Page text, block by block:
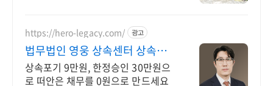
다.
https://hero-legacy.com/ 광고
법무법인 영웅 상속센터 상속포
기, 단 9만원으로
상속포기 9만원, 한정승인 30만원으
로 떠안은 채무를 0원으로 만드세요